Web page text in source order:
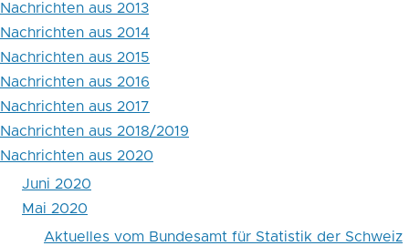
Gesellschaft:
Eisenberg
/
Kölbel:
Jugendgerichtsgesetz:
JGG
Nachrichten aus 2013
Nachrichten aus 2014
Nachrichten aus 2015
Nachrichten aus 2016
Nachrichten aus 2017
Nachrichten aus 2018/2019
Nachrichten aus 2020
Juni 2020
Mai 2020
Aktuelles vom Bundesamt für Statistik der Schweiz